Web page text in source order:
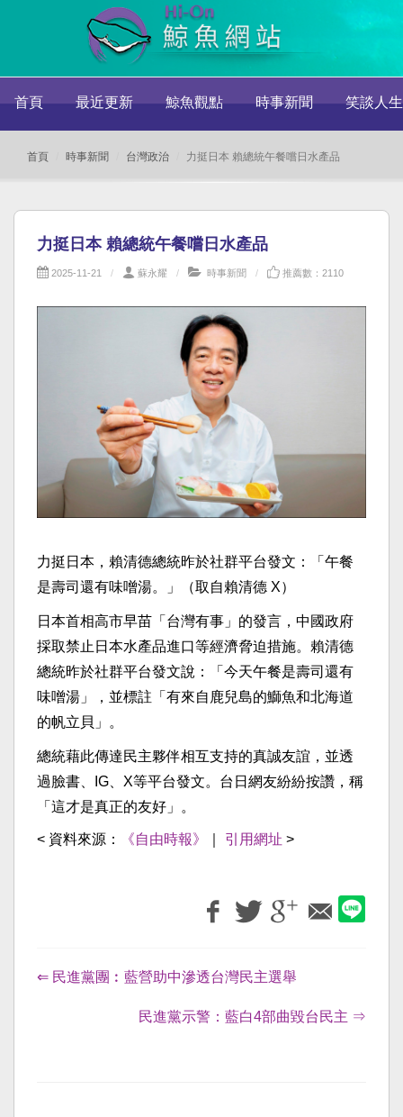
首頁 最近更新 鯨魚觀點 時事新聞 笑談人生
首頁 時事新聞 台灣政治 力挺日本 賴總統午餐嚐日水產品
力挺日本 賴總統午餐嚐日水產品
2025-11-21 蘇永耀 時事新聞 推薦數：2110
力挺日本，賴清德總統昨於社群平台發文：「午餐
是壽司還有味噌湯。」（取自賴清德 X）
日本首相高市早苗「台灣有事」的發言，中國政府
採取禁止日本水產品進口等經濟脅迫措施。賴清德
總統昨於社群平台發文說：「今天午餐是壽司還有
味噌湯」，並標註「有來自鹿兒島的鰤魚和北海道
的帆立貝」。
總統藉此傳達民主夥伴相互支持的真誠友誼，並透
過臉書、IG、X等平台發文。台日網友紛紛按讚，稱
「這才是真正的友好」。
< 資料來源： 《自由時報》 引用網址 >
⇐ 民進黨團︰藍營助中滲透台灣民主選舉
民進黨示警：藍白4部曲毀台民主 ⇒